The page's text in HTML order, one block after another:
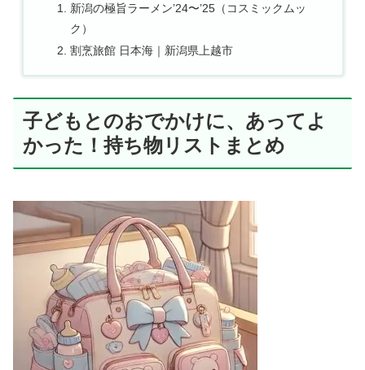
新潟の極旨ラーメン’24〜’25（コスミックムッ
ク）
割烹旅館 日本海｜新潟県上越市
子どもとのおでかけに、あってよ
かった！持ち物リストまとめ